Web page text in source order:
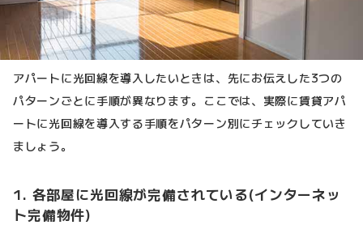
アパートに光回線を導入したいときは、先にお伝えした3つの
パターンごとに手順が異なります。ここでは、実際に賃貸アパ
ートに光回線を導入する手順をパターン別にチェックしていき
ましょう。
1. 各部屋に光回線が完備されている(インターネッ
ト完備物件)